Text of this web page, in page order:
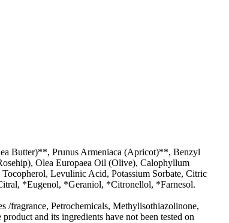
Butter)**, Prunus Armeniaca (Apricot)**, Benzyl
Olea Europaea Oil (Olive), Calophyllum
Levulinic Acid, Potassium Sorbate, Citric
*Eugenol, *Geraniol, *Citronellol, *Farnesol.
fragrance, Petrochemicals, Methylisothiazolinone,
and its ingredients have not been tested on